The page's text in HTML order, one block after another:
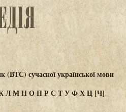
(ВТС) сучасної української мови
ЛМНОПРС ТУФХЦ [Ч]